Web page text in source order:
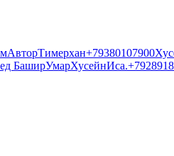
АвторТимерхан+79380107900
БаширУмарХусейнИса.